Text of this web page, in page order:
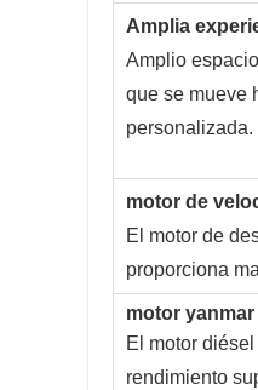
Amplia
Amplio
que se mueve
personalizada.
motor de
El motor de
proporciona
motor yanmar
El motor
rendimiento